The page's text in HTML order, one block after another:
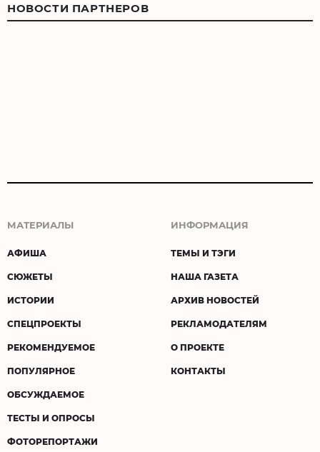
НОВОСТИ ПАРТНЕРОВ
МАТЕРИАЛЫ
АФИША
СЮЖЕТЫ
ИСТОРИИ
СПЕЦПРОЕКТЫ
РЕКОМЕНДУЕМОЕ
ПОПУЛЯРНОЕ
ОБСУЖДАЕМОЕ
ТЕСТЫ И ОПРОСЫ
ФОТОРЕПОРТАЖИ
ИНФОРМАЦИЯ
ТЕМЫ И ТЭГИ
НАША ГАЗЕТА
АРХИВ НОВОСТЕЙ
РЕКЛАМОДАТЕЛЯМ
О ПРОЕКТЕ
КОНТАКТЫ